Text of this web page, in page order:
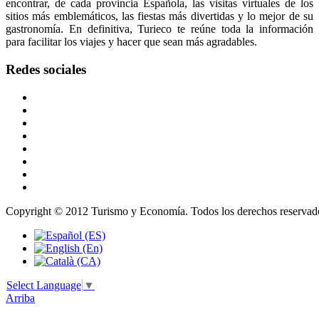
encontrar, de cada provincia Española, las visitas virtuales de los
sitios más emblemáticos, las fiestas más divertidas y lo mejor de su
gastronomía. En definitiva, Turieco te reúne toda la información
para facilitar los viajes y hacer que sean más agradables.
Redes sociales
Copyright © 2012 Turismo y Economía. Todos los derechos
Select Language ▼
Arriba